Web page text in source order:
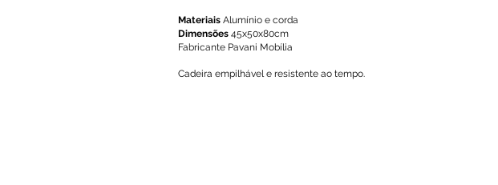
Materiais Alumínio e corda
Dimensões 45x50x80cm
Fabricante Pavani Mobília
Cadeira empilhável e resistente ao tempo.